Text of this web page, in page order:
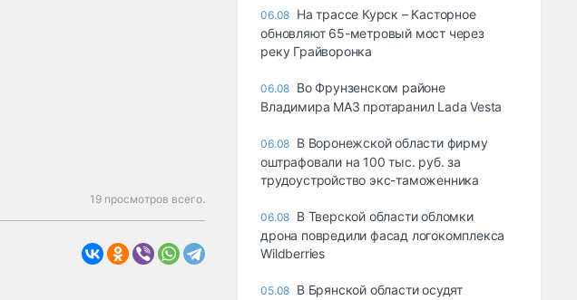
19 просмотров всего.
06.08 На трассе Курск – Касторное
обновляют 65-метровый мост через
реку Грайворонка
06.08 Во Фрунзенском районе
Владимира МАЗ протаранил Lada Vesta
06.08 В Воронежской области фирму
оштрафовали на 100 тыс. руб. за
трудоустройство экс-таможенника
06.08 В Тверской области обломки
дрона повредили фасад логокомплекса
Wildberries
05.08 В Брянской области осудят